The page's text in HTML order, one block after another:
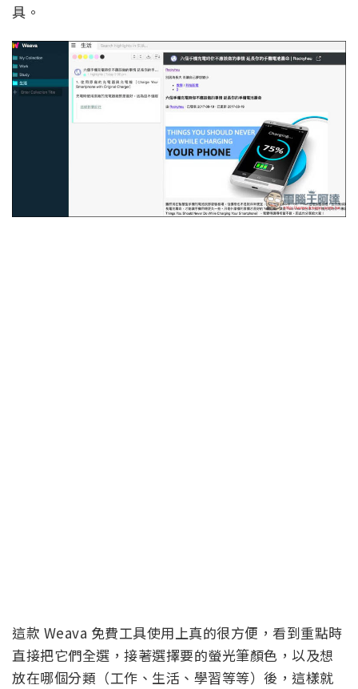
具。
這款 Weava 免費工具使用上真的很方便，看到重點時
直接把它們全選，接著選擇要的螢光筆顏色，以及想
放在哪個分類（工作、生活、學習等等）後，這樣就